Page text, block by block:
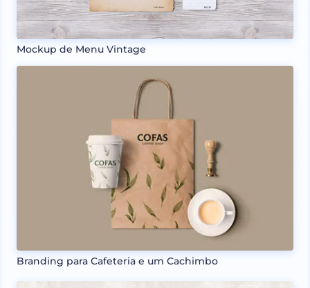
Mockup de Menu Vintage
Branding para Cafeteria e um Cachimbo